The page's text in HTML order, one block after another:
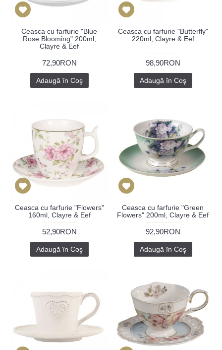
Ceasca cu farfurie "Blue
Rose Blooming" 200ml,
Clayre & Eef
72,90RON
Adaugă în Coş
Ceasca cu farfurie "Butterfly"
220ml, Clayre & Eef
98,90RON
Adaugă în Coş
Ceasca cu farfurie "Flowers"
160ml, Clayre & Eef
52,90RON
Adaugă în Coş
Ceasca cu farfurie "Green
Flowers" 200ml, Clayre & Eef
92,90RON
Adaugă în Coş